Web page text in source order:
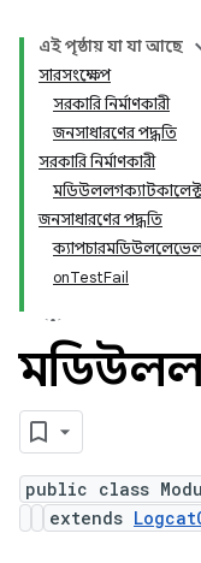
এই পৃষ্ঠায় যা যা আছে
সারসংক্ষেপ
সরকারি নির্মাণকারী
জনসাধারণের পদ্ধতি
সরকারি নির্মাণকারী
জনসাধারণের পদ্ধতি
onTestFail
public class
extends